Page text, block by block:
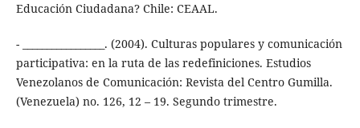
Educación Ciudadana? Chile: CEAAL.
- _________________. (2004). Culturas populares y comunicación
participativa: en la ruta de las redefiniciones. Estudios
Venezolanos de Comunicación: Revista del Centro Gumilla.
(Venezuela) no. 126, 12 – 19. Segundo trimestre.